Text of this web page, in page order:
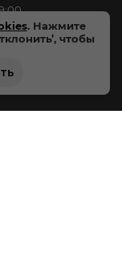
. Нажмите
чтобы